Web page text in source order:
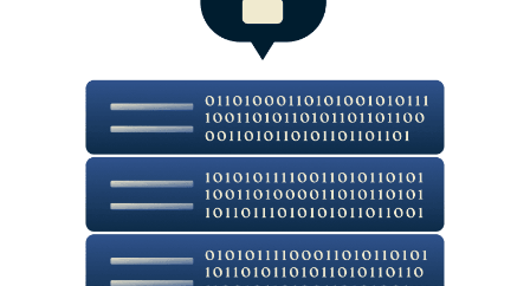
השיגו את תכונות אלה ועוד, ללא סיכון
תכונות הליבה של ExpressVPN לפרטיות ולאבטחה
תכונות סינון והגנה בכל הרשת